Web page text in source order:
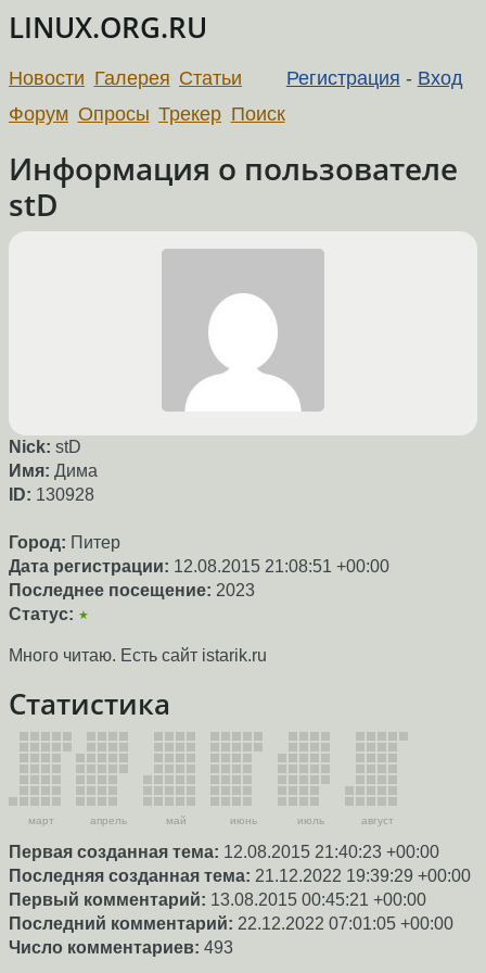
LINUX.ORG.RU
Регистрация - Вход
Новости Галерея Статьи
Форум Опросы Трекер Поиск
Информация о пользователе
stD
Nick: stD
Имя: Дима
ID: 130928
Город: Питер
Дата регистрации: 12.08.2015 21:08:51 +00:00
Последнее посещение: 2023
Статус: ★
Много читаю. Есть сайт istarik.ru
Статистика
март апрель май июнь июль август
Первая созданная тема: 12.08.2015 21:40:23 +00:00
Последняя созданная тема: 21.12.2022 19:39:29 +00:00
Первый комментарий: 13.08.2015 00:45:21 +00:00
Последний комментарий: 22.12.2022 07:01:05 +00:00
Число комментариев: 493